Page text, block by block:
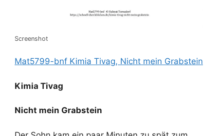
Screenshot
Mat5799-bnf Kimia Tivag, Nicht mein Grabstein
Kimia Tivag
Nicht mein Grabstein